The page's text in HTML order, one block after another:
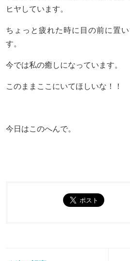
ヒヤしています。
ちょっと疲れた時に目の前に置
す。
今では私の癒しになっています。
このままここにいてほしいな！！
今日はこのへんで。